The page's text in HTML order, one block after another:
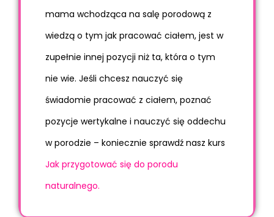
mama wchodząca na salę porodową z
wiedzą o tym jak pracować ciałem, jest w
zupełnie innej pozycji niż ta, która o tym
nie wie. Jeśli chcesz nauczyć się
świadomie pracować z ciałem, poznać
pozycje wertykalne i nauczyć się oddechu
w porodzie – koniecznie sprawdź nasz kurs
Jak przygotować się do porodu
naturalnego.